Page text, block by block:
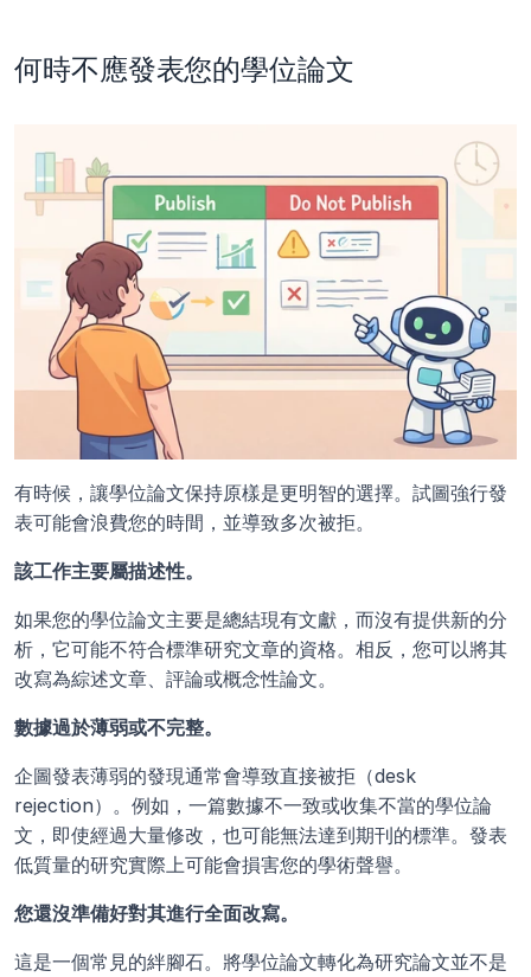
何時不應發表您的學位論文
有時候，讓學位論文保持原樣是更明智的選擇。試圖強行發
表可能會浪費您的時間，並導致多次被拒。
該工作主要屬描述性。
如果您的學位論文主要是總結現有文獻，而沒有提供新的分
析，它可能不符合標準研究文章的資格。相反，您可以將其
改寫為綜述文章、評論或概念性論文。
數據過於薄弱或不完整。
企圖發表薄弱的發現通常會導致直接被拒（desk
rejection）。例如，一篇數據不一致或收集不當的學位論
文，即使經過大量修改，也可能無法達到期刊的標準。發表
低質量的研究實際上可能會損害您的學術聲譽。
您還沒準備好對其進行全面改寫。
這是一個常見的絆腳石。將學位論文轉化為研究論文並不是